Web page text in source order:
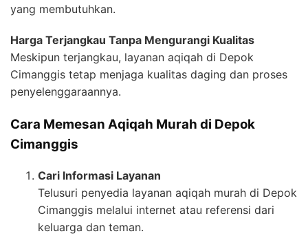
yang membutuhkan.
Harga Terjangkau Tanpa Mengurangi Kualitas
Meskipun terjangkau, layanan aqiqah di Depok
Cimanggis tetap menjaga kualitas daging dan proses
penyelenggaraannya.
Cara Memesan Aqiqah Murah di Depok
Cimanggis
Cari Informasi Layanan
Telusuri penyedia layanan aqiqah murah di Depok
Cimanggis melalui internet atau referensi dari
keluarga dan teman.